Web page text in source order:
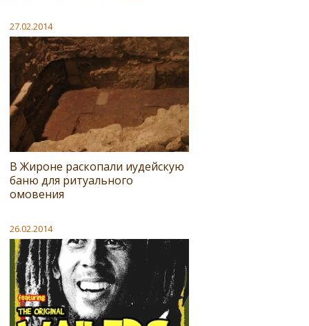
27.02.2014
В Жироне раскопали иудейскую
баню для ритуального
омовения
26.02.2014